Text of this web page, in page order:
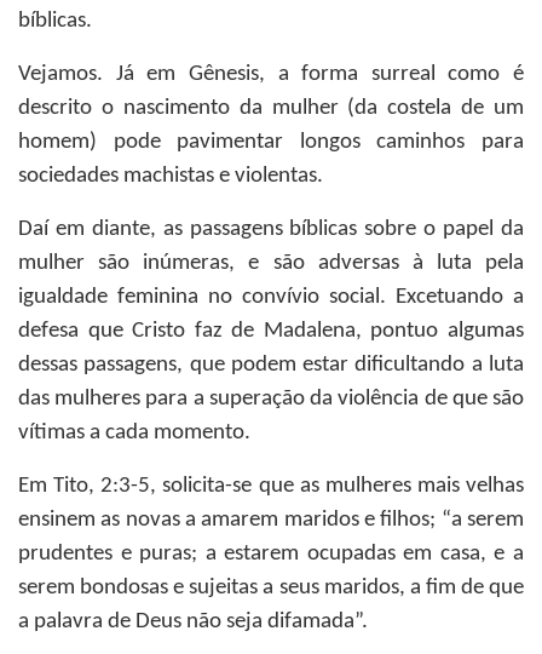
bíblicas.
Vejamos. Já em Gênesis, a forma surreal como é
descrito o nascimento da mulher (da costela de um
homem) pode pavimentar longos caminhos para
sociedades machistas e violentas.
Daí em diante, as passagens bíblicas sobre o papel da
mulher são inúmeras, e são adversas à luta pela
igualdade feminina no convívio social. Excetuando a
defesa que Cristo faz de Madalena, pontuo algumas
dessas passagens, que podem estar dificultando a luta
das mulheres para a superação da violência de que são
vítimas a cada momento.
Em Tito, 2:3-5, solicita-se que as mulheres mais velhas
ensinem as novas a amarem maridos e filhos; “a serem
prudentes e puras; a estarem ocupadas em casa, e a
serem bondosas e sujeitas a seus maridos, a fim de que
a palavra de Deus não seja difamada”.